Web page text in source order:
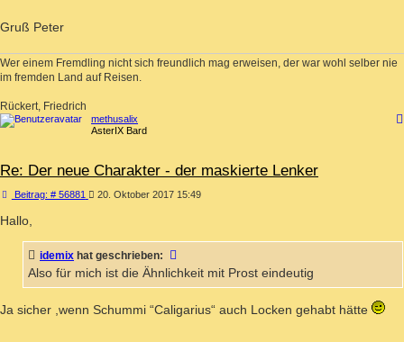
Gruß Peter
Wer einem Fremdling nicht sich freundlich mag erweisen, der war wohl selber nie
im fremden Land auf Reisen.
Rückert, Friedrich
methusalix
AsterIX Bard
Re: Der neue Charakter - der maskierte Lenker
Beitrag: # 56881 Beitrag
20. Oktober 2017 15:49
Hallo,
idemix hat geschrieben:
Also für mich ist die Ähnlichkeit mit Prost eindeutig
Ja sicher ,wenn Schummi “Caligarius“ auch Locken gehabt hätte